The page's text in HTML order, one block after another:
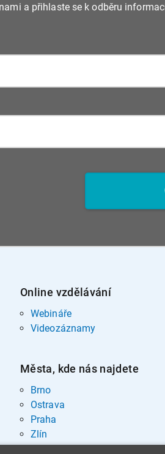
a přihlaste se k odběru
Online vzdělávání
Webináře
Videozáznamy
Města, kde nás najdete
Brno
Ostrava
Praha
Zlín